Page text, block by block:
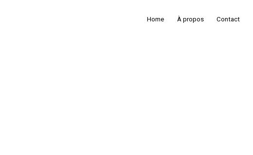
Home À propos Contact